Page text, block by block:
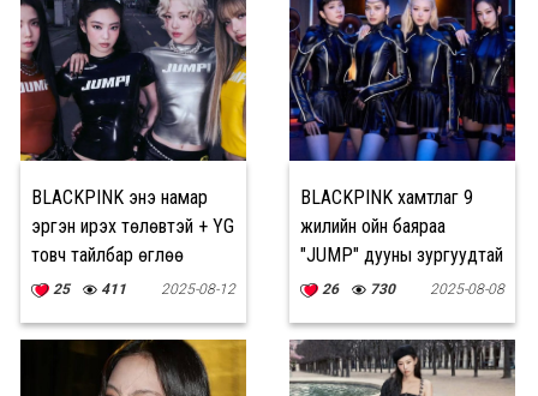
BLACKPINK энэ намар
эргэн ирэх төлөвтэй + YG
товч тайлбар өглөө
25 411 2025-08-12
BLACKPINK хамтлаг 9
жилийн ойн баяраа
"JUMP" дууны зургуудтай
хамт тэмдэглэв
26 730 2025-08-08